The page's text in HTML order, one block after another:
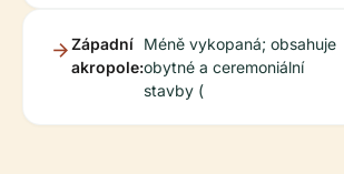
Západní
akropole:
Méně vykopaná; obsahuje
obytné a ceremoniální
stavby (